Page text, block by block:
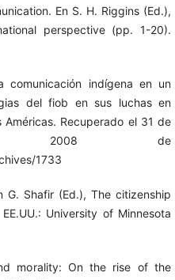
En S. H. Riggins (Ed.),
perspective (pp. 1-20).
comunicación indígena en un
del fiob en sus luchas en
Américas. Recuperado el 31 de
2008 de
1733
G. Shafir (Ed.), The citizenship
University of Minnesota
morality: On the rise of the